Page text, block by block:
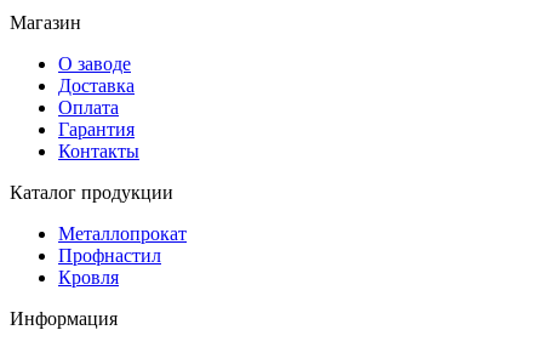
Магазин
О заводе
Доставка
Оплата
Гарантия
Контакты
Каталог продукции
Металлопрокат
Профнастил
Кровля
Информация